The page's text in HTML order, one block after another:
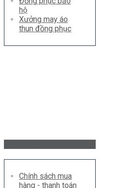
hộ
Xưởng may áo
thun đồng phục
Chính sách mua
hàng - thanh toán